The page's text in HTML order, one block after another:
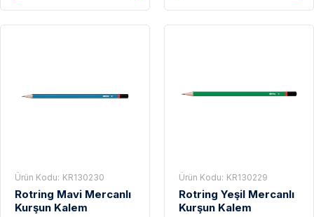
Ürün Kodu: KR130230
Rotring Mavi Mercanlı
Kurşun Kalem
Ürün Kodu: KR130229
Rotring Yeşil Mercanlı
Kurşun Kalem